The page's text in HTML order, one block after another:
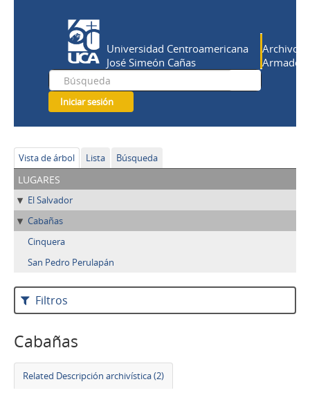
Universidad Centroamericana
José Simeón Cañas
Archivo
Armado
Iniciar sesión
Vista de árbol Lista Búsqueda
lugares
El Salvador
Cabañas
Cinquera
San Pedro Perulapán
Filtros
Cabañas
Related Descripción archivística (2)